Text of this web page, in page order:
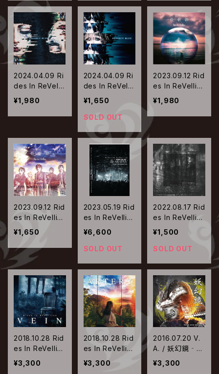
2024.04.09 Ri
des In ReVelli
on / パーフェク
ト・ブルー【Typ
e-B】
¥1,980
2024.04.09 Ri
des In ReVelli
on / パーフェク
ト・ブルー【Typ
e-C】
¥1,650
SOLD OUT
2023.09.12 Rid
es In ReVellio
n / 夜明け最前
線【Type-A】
¥1,980
2023.09.12 Rid
es In ReVellio
n / 夜明け最前
線【Type-B】
¥1,650
2023.05.19 Rid
es In ReVellio
n / Rides In Re
Vellion 7周年O
NEMAN TOUR
VEN -OSAKA
MUSE-」
¥6,600
SOLD OUT
2022.08.17 Rid
es In ReVellio
n / 死にたい夜
を越えて
¥1,500
SOLD OUT
2018.10.28 Rid
es In ReVellio
n / VEIN【初回
盤】
¥3,300
2018.10.28 Rid
es In ReVellio
n / ARTERY【初
回盤】
¥3,300
2016.07.20 V.
A. / 妖幻鏡‐w
est‐ Vol.3 Su
rvive as an In
¥3,300